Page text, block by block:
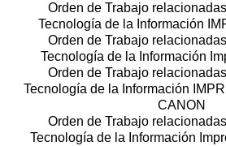
Orden de Trabajo
Tecnología de la Información
Orden de Trabajo
Tecnología de la Información
Orden de Trabajo
Tecnología de la Información
CANON
Orden de Trabajo
Tecnología de la Información